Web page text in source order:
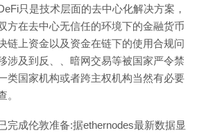
只是技术层面的去中心化解决方案，
方在去中心无信任的环境下的金融货币
链上资金以及资金在链下的使用合规问
涉及到反、、暗网交易等被国家严令禁
类国家机构或者跨主权机构当然有必要
。
完成伦敦准备:据ethernodes最新数据显